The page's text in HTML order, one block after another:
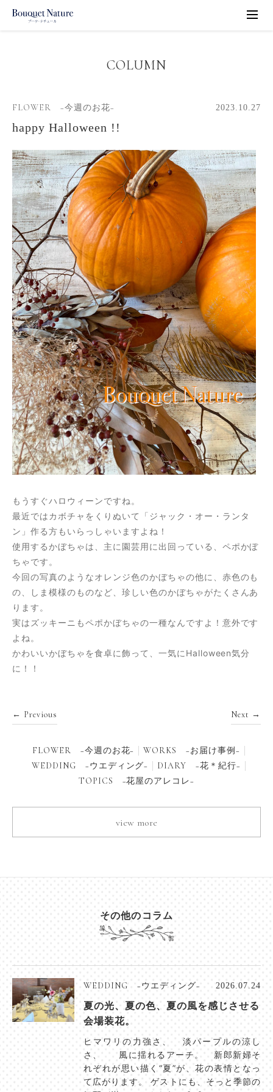
COLUMN
FLOWER −今週のお花− 2023.10.27
happy Halloween !!
もうすぐハロウィーンですね。
最近ではカボチャをくりぬいて「ジャック・オー・ランタ
ン」作る方もいらっしゃいますよね！
使用するかぼちゃは、主に園芸用に出回っている、ペポかぼ
ちゃです。
今回の写真のようなオレンジ色のかぼちゃの他に、赤色のも
の、しま模様のものなど、珍しい色のかぼちゃがたくさんあ
ります。
実はズッキーニもペポかぼちゃの一種なんですよ！意外です
よね。
かわいいかぼちゃを食卓に飾って、一気にHalloween気分
に！！
← Previous Next →
FLOWER −今週のお花−
WORKS −お届け事例−
WEDDING −ウエディング−
DIARY −花＊紀行−
TOPICS −花屋のアレコレ−
view more
その他のコラム
WEDDING −ウエディング− 2026.07.24
夏の光、夏の色、夏の風を感じさせる
会場装花。
ヒマワリの力強さ、 淡パープルの涼し
さ、 風に揺れるアーチ。 新郎新婦そ
れぞれが思い描く“夏”が、花の表情となっ
て広がります。 ゲストにも、そっと季節の